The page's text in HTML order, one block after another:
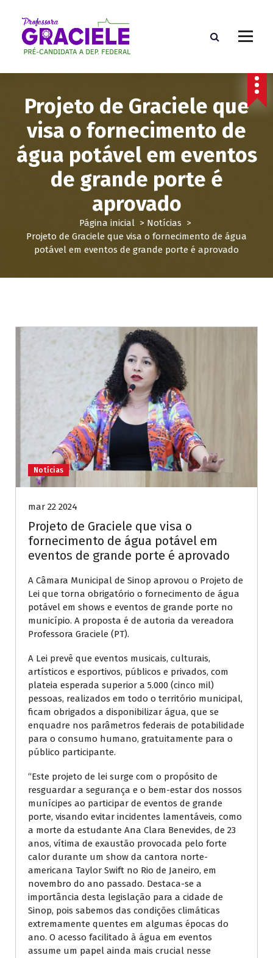
p
Projeto de Graciele que
visa o fornecimento de
água potável em eventos
de grande porte é
aprovado
Página inicial > Notícias >
Projeto de Graciele que visa o fornecimento de água
potável em eventos de grande porte é aprovado
Notícias
mar 22 2024
Projeto de Graciele que visa o
fornecimento de água potável em
eventos de grande porte é aprovado
A Câmara Municipal de Sinop aprovou o Projeto de
Lei que torna obrigatório o fornecimento de água
potável em shows e eventos de grande porte no
município. A proposta é de autoria da vereadora
Professora Graciele (PT).
A Lei prevê que eventos musicais, culturais,
artísticos e esportivos, públicos e privados, com
plateia esperada superior a 5.000 (cinco mil)
pessoas, realizados em todo o território municipal,
ficam obrigados a disponibilizar água, que se
enquadre nos parâmetros federais de potabilidade
para o consumo humano, gratuitamente para o
público participante.
“Este projeto de lei surge com o propósito de
resguardar a segurança e o bem-estar dos nossos
munícipes ao participar de eventos de grande
porte, visando evitar incidentes lamentáveis, como
a morte da estudante Ana Clara Benevides, de 23
anos, vítima de exaustão provocada pelo forte
calor durante um show da cantora norte-
americana Taylor Swift no Rio de Janeiro, em
novembro do ano passado. Destaca-se a
importância desta legislação para a cidade de
Sinop, pois sabemos das condições climáticas
extremamente quentes em algumas épocas do
ano. O acesso facilitado à água em eventos
assume um papel ainda mais crucial nesse